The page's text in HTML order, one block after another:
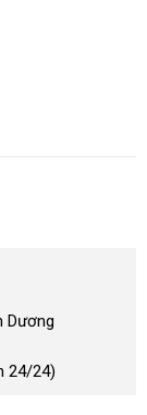
Dương
24/24)